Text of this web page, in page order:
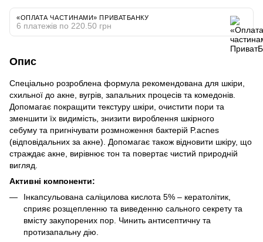
«ОПЛАТА ЧАСТИНАМИ» ПРИВАТБАНКУ
6 платежів по 220.50 грн
Опис
Спеціально розроблена формула рекомендована для шкіри,
схильної до акне, вугрів, запальних процесів та комедонів.
Допомагає покращити текстуру шкіри, очистити пори та
зменшити їх видимість, знизити вироблення шкірного
себуму та пригнічувати розмноження бактерій P.acnes
(відповідальних за акне). Допомагає також відновити шкіру, що
страждає акне, вирівнює тон та повертає чистий природній
вигляд.
Активні компоненти:
Інкапсульована саліцилова кислота 5% – кератолітик,
сприяє розщепленню та виведенню сального секрету та
вмісту закупорених пор. Чинить антисептичну та
протизапальну дію.